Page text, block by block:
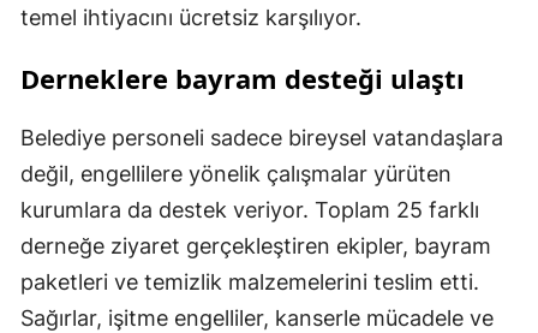
temel ihtiyacını ücretsiz karşılıyor.
Derneklere bayram desteği ulaştı
Belediye personeli sadece bireysel vatandaşlara
değil, engellilere yönelik çalışmalar yürüten
kurumlara da destek veriyor. Toplam 25 farklı
derneğe ziyaret gerçekleştiren ekipler, bayram
paketleri ve temizlik malzemelerini teslim etti.
Sağırlar, işitme engelliler, kanserle mücadele ve